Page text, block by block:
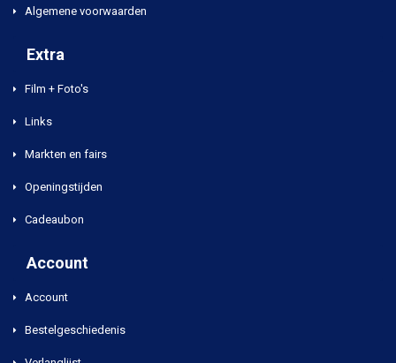
Algemene voorwaarden
Extra
Film + Foto's
Links
Markten en fairs
Openingstijden
Cadeaubon
Account
Account
Bestelgeschiedenis